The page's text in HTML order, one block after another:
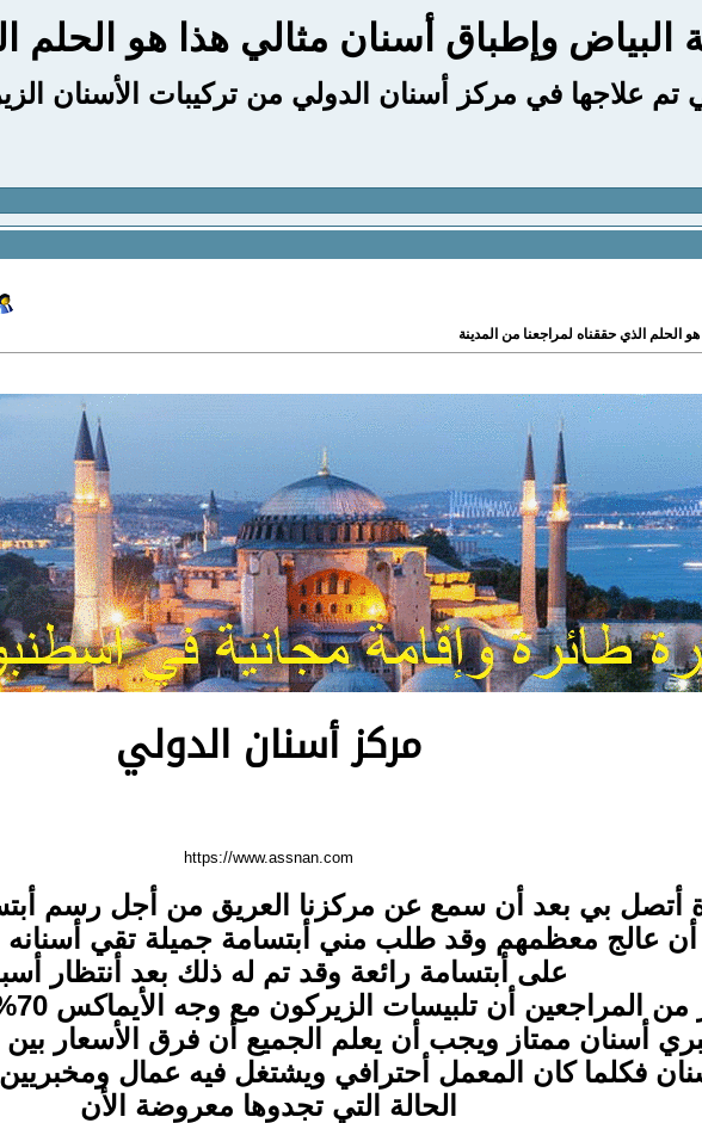
البياض وإطباق أسنان مثالي هذا هو الحلم
تم علاجها في مركز أسنان الدولي من تركيبات الأسنان
الحلم الذي حققناه لمراجعنا من المدينة
مركز أسنان الدولي
https://www.assnan.com
أتصل بي بعد أن سمع عن مركزنا العريق من أجل رسم
أن عالج معظمهم وقد طلب مني أبتسامة جميلة تقي
على أبتسامة رائعة وقد تم له ذلك بعد أنتظار
أسنان ممتاز ويجب أن يعلم الجميع أن فرق الأسعار
فكلما كان المعمل أحترافي ويشتغل فيه عمال
الحالة التي تجدوها معروضة الأن